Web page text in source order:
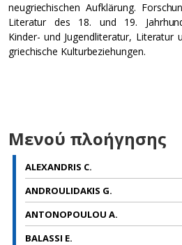
neugriechischen Aufklärung.
Literatur des 18. und 19.
Kinder- und Jugendliteratur, Literatur
griechische Kulturbeziehungen.
Μενού πλοήγησης
ALEXANDRIS C.
ANDROULIDAKIS G.
ANTONOPOULOU A.
BALASSI E.